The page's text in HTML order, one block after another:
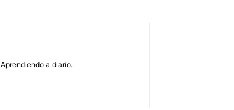
a diario.